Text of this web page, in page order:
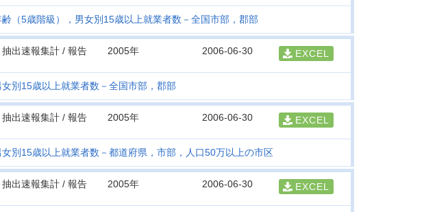
（5歳階級），男女別15歳以上就業者数－全国市部，郡部
出速報集計 / 報告
2005年 2006-06-30 EXCEL
別15歳以上就業者数－全国市部，郡部
出速報集計 / 報告
2005年 2006-06-30 EXCEL
別15歳以上就業者数－都道府県，市部，人口50万以上の市区
出速報集計 / 報告
2005年 2006-06-30 EXCEL